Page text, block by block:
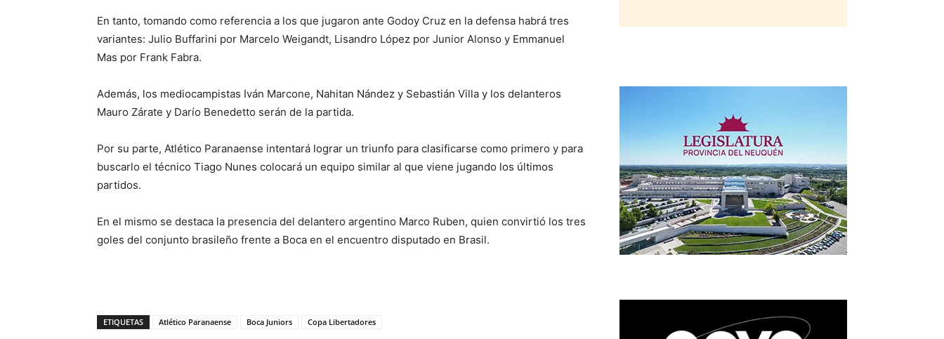
En tanto, tomando como referencia a los que jugaron ante Godoy Cruz en la defensa habrá tres
variantes: Julio Buffarini por Marcelo Weigandt, Lisandro López por Junior Alonso y Emmanuel
Mas por Frank Fabra.
Además, los mediocampistas Iván Marcone, Nahitan Nández y Sebastián Villa y los delanteros
Mauro Zárate y Darío Benedetto serán de la partida.
Por su parte, Atlético Paranaense intentará lograr un triunfo para clasificarse como primero y para
buscarlo el técnico Tiago Nunes colocará un equipo similar al que viene jugando los últimos
partidos.
En el mismo se destaca la presencia del delantero argentino Marco Ruben, quien convirtió los tres
goles del conjunto brasileño frente a Boca en el encuentro disputado en Brasil.
ETIQUETAS Atlético Paranaense Boca Juniors Copa Libertadores